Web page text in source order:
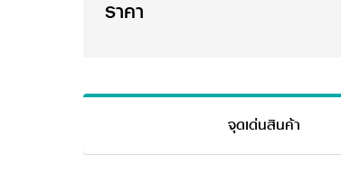
ราคา
จุดเด่นสินค้า